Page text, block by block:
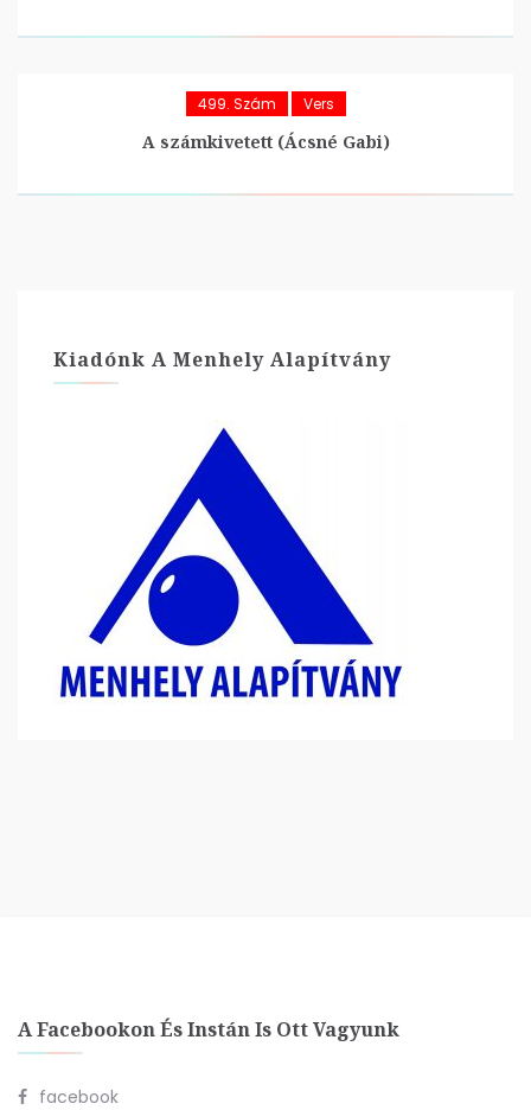
499. Szám Vers
A számkivetett (Ácsné Gabi)
Kiadónk A Menhely Alapítvány
A Facebookon És Instán Is Ott Vagyunk
facebook